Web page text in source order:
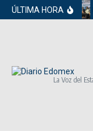
Saltar al contenido
ÚLTIMA HORA
La Voz del